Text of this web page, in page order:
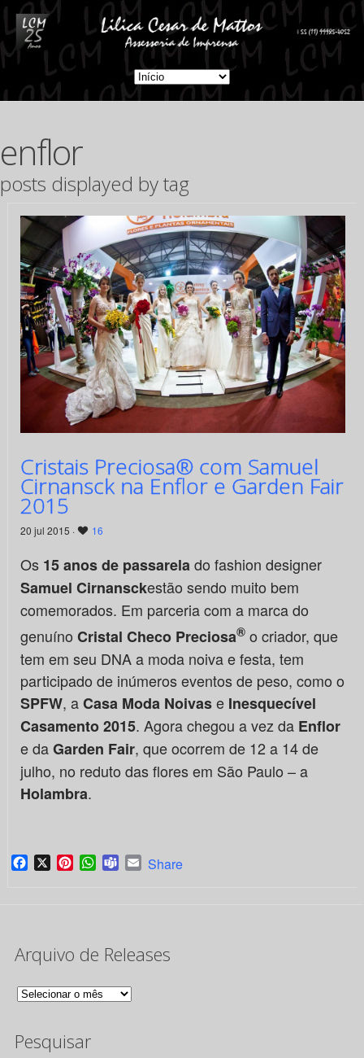
enflor
posts displayed by tag
Cristais Preciosa® com Samuel
Cirnansck na Enflor e Garden Fair
2015
20 jul 2015 · 16
Os 15 anos de passarelado fashion designer
Samuel Cirnansckestão sendo muito bem
comemorados. Em parceria com a marca do
genuíno Cristal Checo Preciosa®o criador, que
tem em seu DNA a moda noiva e festa, tem
participado de inúmeros eventos de peso, como o
SPFW, aCasa Moda Noivase Inesquecível
Casamento 2015. Agora chegou a vez da Enflor
e daGarden Fair, que ocorrem de 12 a 14 de
julho, no reduto das flores em São Paulo – a
Holambra.
Facebook
X PinterestWhatsApp
TeamsEmail
Share
Arquivo de Releases
Arquivo
Releases
Pesquisar